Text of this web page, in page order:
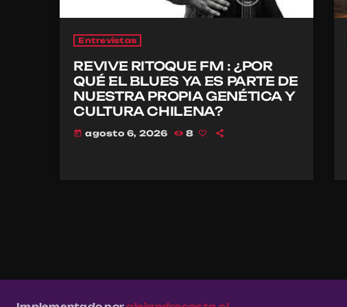
Entrevistas
REVIVE RITOQUE FM : ¿POR
QUÉ EL BLUES YA ES PARTE DE
NUESTRA PROPIA GENÉTICA Y
CULTURA CHILENA?
today agosto 6, 2026 8